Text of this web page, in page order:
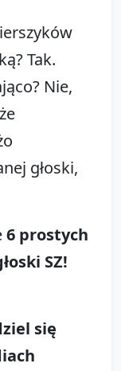
Tak.
Nie,
głoski,
6 prostych
SZ!
się